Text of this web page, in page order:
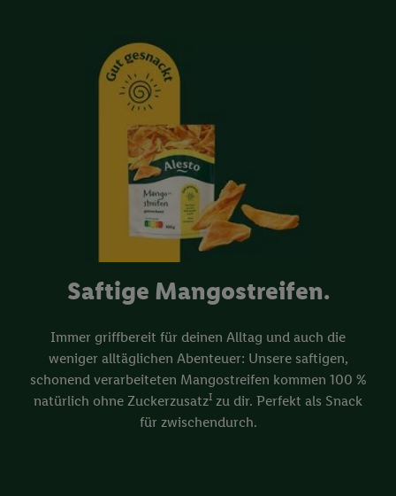
Saftige Mangostreifen.
Immer griffbereit für deinen Alltag und auch die
weniger alltäglichen Abenteuer: Unsere saftigen,
schonend verarbeiteten Mangostreifen kommen 100 %
natürlich ohne ZuckerzusatzI zu dir. Perfekt als Snack
für zwischendurch.